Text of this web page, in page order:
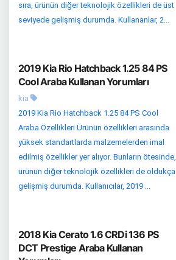
sıra, ürünün diğer teknolojik özellikleri de üst
seviyede gelişmiş durumda. Kullananlar, 2...
2019 Kia Rio Hatchback 1.25 84 PS
Cool Araba Kullanan Yorumları
kia
2019 Kia Rio Hatchback 1.25 84 PS Cool
Araba Özellikleri Ürünün özellikleri arasında
yüksek standartlarda malzemelerden imal
edilmiş özellikler yer alıyor. Bunların ötesinde,
ürünün diğer teknolojik özellikleri de oldukça
gelişmiş durumda. Kullanıcılar, 2019 ...
2018 Kia Cerato 1.6 CRDi 136 PS
DCT Prestige Araba Kullanan